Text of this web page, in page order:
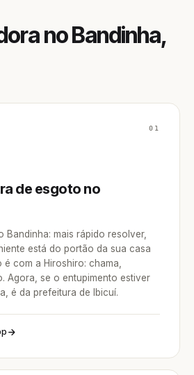
no Bandinha,
01
de esgoto no
Bandinha: mais rápido resolver,
está do portão da sua casa
com a Hiroshiro: chama,
Agora, se o entupimento estiver
é da prefeitura de Ibicuí.